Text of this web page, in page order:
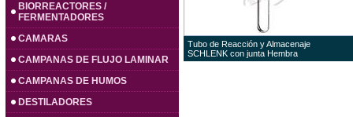
BIORREACTORES /
FERMENTADORES
CAMARAS
CAMPANAS DE FLUJO LAMINAR
CAMPANAS DE HUMOS
DESTILADORES
Tubo de Reacción y Almacenaje
SCHLENK con junta Hembra